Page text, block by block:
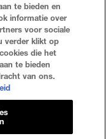
SITE
D'utilisation
te bieden en
informatie over
voor sociale
verder klikt op
die het
te bieden
van ons.